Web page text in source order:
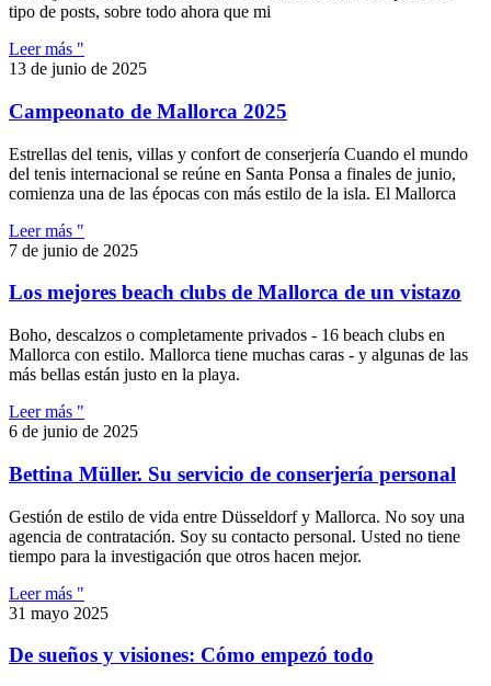
tipo de posts, sobre todo ahora que mi
Leer más "
13 de junio de 2025
Campeonato de Mallorca 2025
Estrellas del tenis, villas y confort de conserjería Cuando el mundo
del tenis internacional se reúne en Santa Ponsa a finales de junio,
comienza una de las épocas con más estilo de la isla. El Mallorca
Leer más "
7 de junio de 2025
Los mejores beach clubs de Mallorca de un vistazo
Boho, descalzos o completamente privados - 16 beach clubs en
Mallorca con estilo. Mallorca tiene muchas caras - y algunas de las
más bellas están justo en la playa.
Leer más "
6 de junio de 2025
Bettina Müller. Su servicio de conserjería personal
Gestión de estilo de vida entre Düsseldorf y Mallorca. No soy una
agencia de contratación. Soy su contacto personal. Usted no tiene
tiempo para la investigación que otros hacen mejor.
Leer más "
31 mayo 2025
De sueños y visiones: Cómo empezó todo